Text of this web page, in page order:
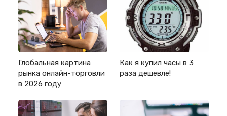
Глобальная картина
рынка онлайн-торговли
в 2026 году
Как я купил часы в 3
раза дешевле!